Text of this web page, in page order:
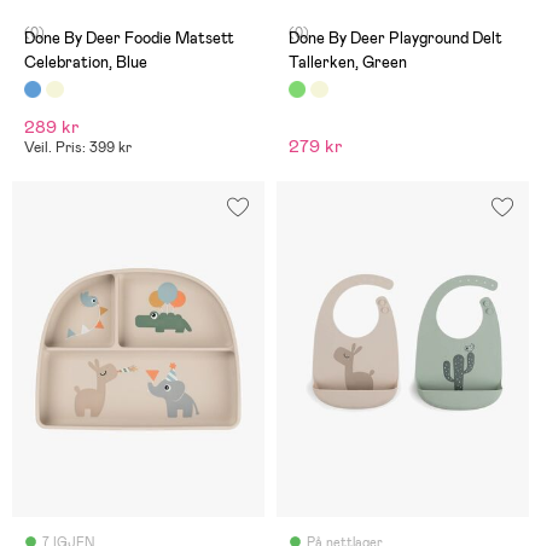
(0)
Done By Deer Foodie Matsett
Celebration, Blue
289 kr
Veil. Pris: 399 kr
(0)
Done By Deer Playground Delt
Tallerken, Green
279 kr